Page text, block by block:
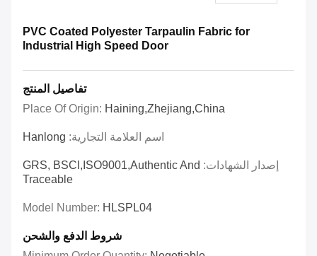
PVC Coated Polyester Tarpaulin Fabric for
Industrial High Speed Door
تفاصيل المنتج
Place Of Origin: Haining,Zhejiang,China
اسم العلامة التجارية: Hanlong
إصدار الشهادات: GRS, BSCl,ISO9001,Authentic And
Traceable
Model Number: HLSPL04
شروط الدفع والشحن